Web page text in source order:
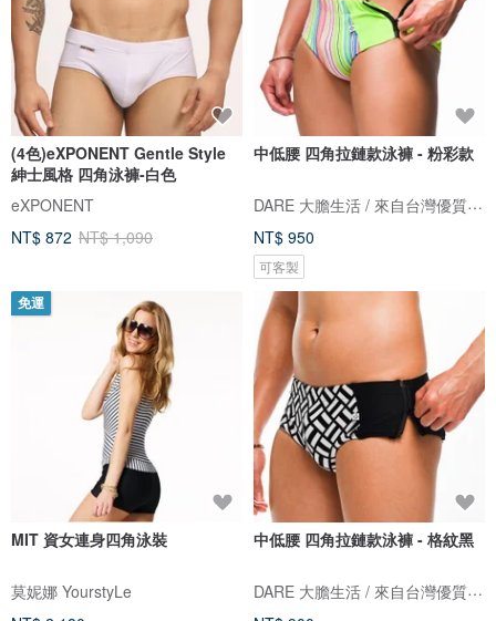
(4色)eXPONENT Gentle Style
紳士風格 四角泳褲-白色
eXPONENT
NT$ 872 NT$ 1,090
中低腰 四角拉鏈款泳褲 - 粉彩款
DARE 大膽生活 / 來自台灣優質男性內著
NT$ 950
可客製
免運
MIT 資女連身四角泳裝
莫妮娜 YourstyLe
中低腰 四角拉鏈款泳褲 - 格紋黑
DARE 大膽生活 / 來自台灣優質男性內著